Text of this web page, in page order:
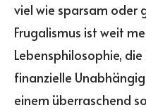
viel wie sparsam oder
Frugalismus ist weit
Lebensphilosophie,
finanzielle
einem überraschend